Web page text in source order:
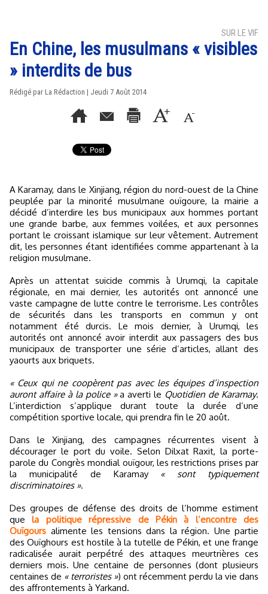
SUR LE VIF
En Chine, les musulmans « visibles
» interdits de bus
Rédigé par La Rédaction | Jeudi 7 Août 2014
A Karamay, dans le Xinjiang, région du nord-ouest de la Chine
peuplée par la minorité musulmane ouïgoure, la mairie a
décidé d’interdire les bus municipaux aux hommes portant
une grande barbe, aux femmes voilées, et aux personnes
portant le croissant islamique sur leur vêtement. Autrement
dit, les personnes étant identifiées comme appartenant à la
religion musulmane.
Après un attentat suicide commis à Urumqi, la capitale
régionale, en mai dernier, les autorités ont annoncé une
vaste campagne de lutte contre le terrorisme. Les contrôles
de sécurités dans les transports en commun y ont
notamment été durcis. Le mois dernier, à Urumqi, les
autorités ont annoncé avoir interdit aux passagers des bus
municipaux de transporter une série d’articles, allant des
yaourts aux briquets.
« Ceux qui ne coopèrent pas avec les équipes d’inspection
auront affaire à la police »a averti le Quotidien de Karamay.
L’interdiction s’applique durant toute la durée d’une
compétition sportive locale, qui prendra fin le 20 août.
Dans le Xinjiang, des campagnes récurrentes visent à
décourager le port du voile. Selon Dilxat Raxit, la porte-
parole du Congrès mondial ouïgour, les restrictions prises par
la municipalité de Karamay « sont typiquement
discriminatoires ».
Des groupes de défense des droits de l’homme estiment
quela politique répressive de Pékin à l’encontre des
Ouïgours alimente les tensions dans la région. Une partie
des Ouïghours est hostile à la tutelle de Pékin, et une frange
radicalisée aurait perpétré des attaques meurtrières ces
derniers mois. Une centaine de personnes (dont plusieurs
centaines de « terroristes ») ont récemment perdu la vie dans
des affrontements à Yarkand.